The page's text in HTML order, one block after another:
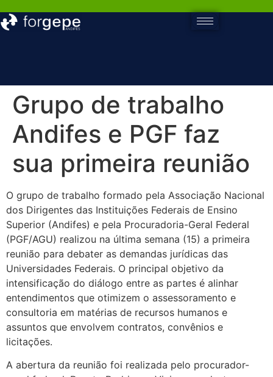
Grupo de trabalho
Andifes e PGF faz
sua primeira reunião
O grupo de trabalho formado pela Associação Nacional
dos Dirigentes das Instituições Federais de Ensino
Superior (Andifes) e pela Procuradoria-Geral Federal
(PGF/AGU) realizou na última semana (15) a primeira
reunião para debater as demandas jurídicas das
Universidades Federais. O principal objetivo da
intensificação do diálogo entre as partes é alinhar
entendimentos que otimizem o assessoramento e
consultoria em matérias de recursos humanos e
assuntos que envolvem contratos, convênios e
licitações.
A abertura da reunião foi realizada pelo procurador-